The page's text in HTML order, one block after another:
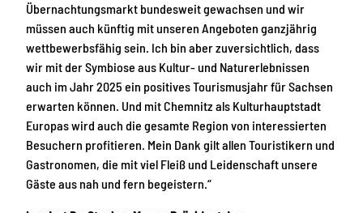
Übernachtungsmarkt bundesweit gewachsen und wir
müssen auch künftig mit unseren Angeboten ganzjährig
wettbewerbsfähig sein. Ich bin aber zuversichtlich, dass
wir mit der Symbiose aus Kultur- und Naturerlebnissen
auch im Jahr 2025 ein positives Tourismusjahr für Sachsen
erwarten können. Und mit Chemnitz als Kulturhauptstadt
Europas wird auch die gesamte Region von interessierten
Besuchern profitieren. Mein Dank gilt allen Touristikern und
Gastronomen, die mit viel Fleiß und Leidenschaft unsere
Gäste aus nah und fern begeistern.“